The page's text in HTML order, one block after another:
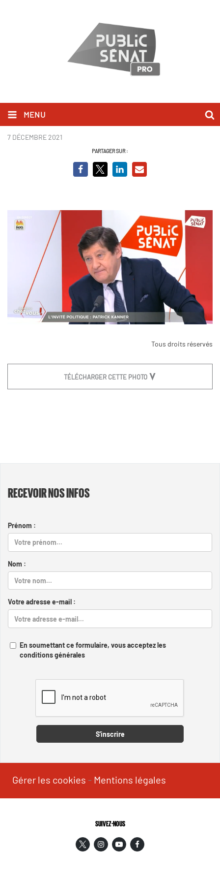
MENU
Patrick Kanner - BCVO.PNG
7 DÉCEMBRE 2021
PARTAGER SUR :
Tous droits réservés
TÉLÉCHARGER CETTE PHOTO
RECEVOIR NOS INFOS
Prénom :
Nom :
Votre adresse e-mail :
En soumettant ce formulaire, vous acceptez les
conditions générales
S'inscrire
Gérer les cookies - Mentions légales
SUIVEZ-NOUS